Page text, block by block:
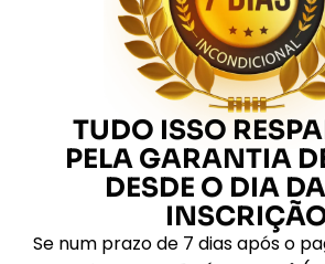
TUDO ISSO
PELA GARANTIA
DESDE O DIA
Se num prazo de 7 dias após o